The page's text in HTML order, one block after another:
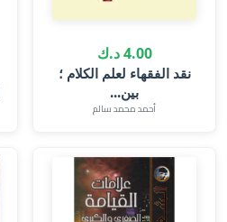
4.00 د.ك
نقد الفقهاء لعلم الكلام ؛
بين...
أحمد محمد سالم‎